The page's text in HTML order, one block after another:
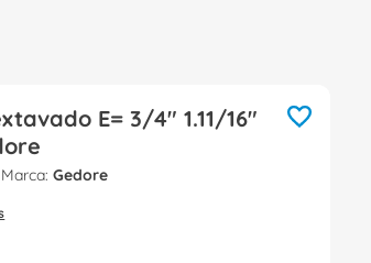
E= 3/4" 1.11/16"
Gedore